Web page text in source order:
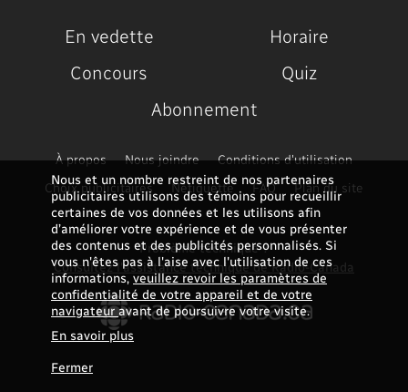
Nous et un nombre restreint de nos partenaires
publicitaires utilisons des témoins pour recueillir
certaines de vos données et les utilisons afin
d’améliorer votre expérience et de vous présenter
des contenus et des publicités personnalisés. Si
vous n'êtes pas à l'aise avec l'utilisation de ces
informations,veuillez revoir les paramètres de
confidentialité de votre appareil et de votre
navigateuravant de poursuivre votre visite.
En savoir plus
Fermer
En vedette
Horaire
Concours
Quiz
Abonnement
À propos Nous joindre
Conditions d'utilisation
Choix publicitaires
Nétiquette FAQ Plan du site
Problème technique ?
Consultez l'assistance technique de Radio-Canada